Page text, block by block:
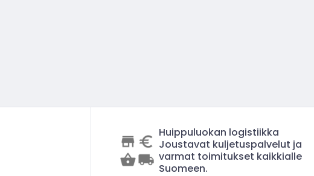
Huippuluokan logistiikka
Joustavat kuljetuspalvelut ja
varmat toimitukset kaikkialle
Suomeen.